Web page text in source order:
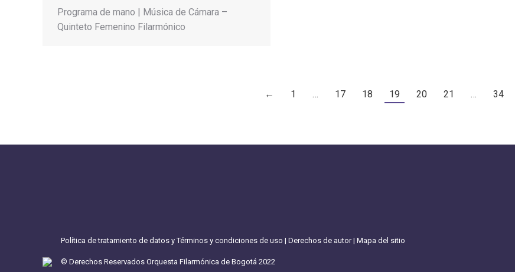
Programa de mano | Música de Cámara –
Quinteto Femenino Filarmónico
← 1 … 17 18 19 20 21 … 34
Política de tratamiento de datos y Términos y condiciones de uso | Derechos de autor| Mapa del sitio
© Derechos Reservados Orquesta Filarmónica de Bogotá 2022